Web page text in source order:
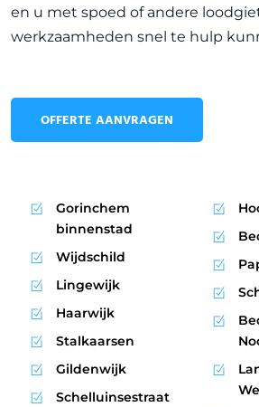
en u met spoed of andere
werkzaamheden snel te hulp
Gorinchem
binnenstad
Wijdschild
Lingewijk
Haarwijk
Stalkaarsen
Gildenwijk
Schelluinsestraat
OFFERTE AANVRAGEN